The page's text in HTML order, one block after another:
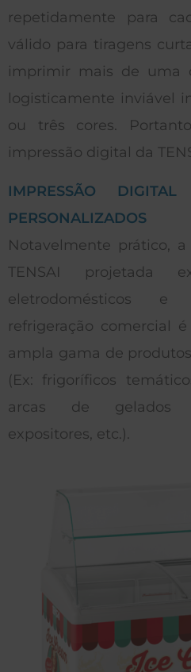
repetidamente para
válido para tiragens
imprimir mais de uma
logisticamente inviável
ou três cores.
impressão digital da
IMPRESSÃO
PERSONALIZADOS
Notavelmente prático,
TENSAI projetada
eletrodomésticos e
refrigeração comercial
ampla gama de
(Ex: frigoríficos
arcas de gelados
expositores, etc.).